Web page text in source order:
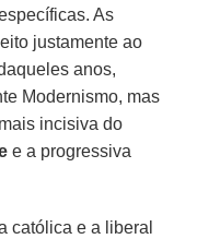
As
justamente ao
anos,
Modernismo, mas
incisiva do
e a progressiva
católica e a liberal